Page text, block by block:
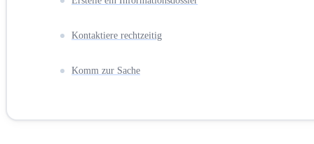
Kontaktiere rechtzeitig
Komm zur Sache